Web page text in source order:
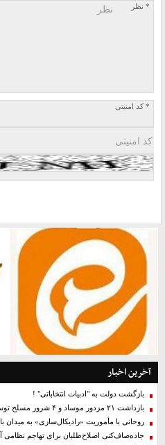
* نظر
* کد امنیتی
آخرین اخبار
بازگشت دولت به "ادبیات انتخاباتی" !
بازداشت ۲۱ مزدور موساد و ۴ شرور مسلح توسط وزارت اطلاعات
روحانی با مأموریت «رادیکال‌سازی» به میدان
جاده‌صاف‌کنی اصلاح‌طلبان برای تهاجم نظامی